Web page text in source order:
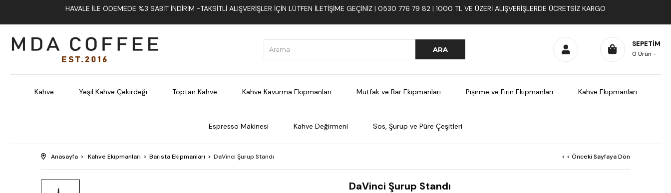
HAVALE İLE ÖDEMEDE %3 SABIT İNDIRIM -TAKSITLI ALIŞVERIŞLER İÇIN LÜTFEN ILETIŞIME GEÇINIZ | 0530 776 79 82 | 1000 TL VE ÜZERI ALIŞVERIŞLERDE ÜCRETSIZ KARGO
SEPETIM
0 Ürün
Kahve Yeşil Kahve Çekirdeği Toptan Kahve Kahve Kavurma Ekipmanları Mutfak ve Bar Ekipmanları Pişirme ve Fırın Ekipmanları Kahve Ekipmanları
Espresso Makinesi Kahve Değirmeni Sos, Şurup ve Püre Çeşitleri
Anasayfa Kahve Ekipmanları Barista Ekipmanları DaVinci Şurup Standı < < Önceki Sayfaya Dön
DaVinci Şurup Standı